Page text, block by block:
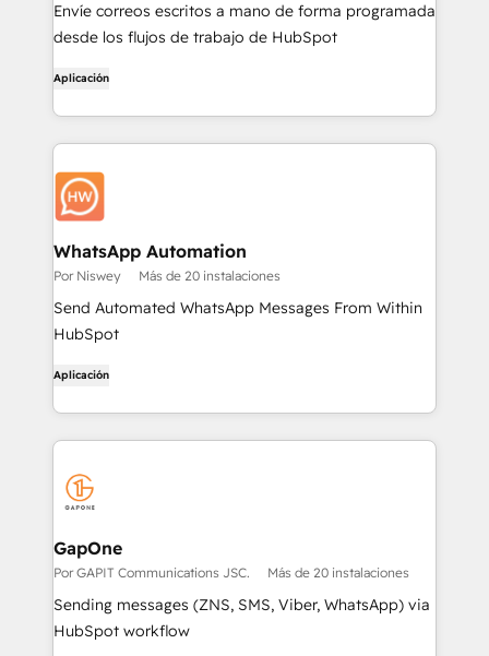
Envíe correos escritos a mano de forma programada
desde los flujos de trabajo de HubSpot
Aplicación
WhatsApp Automation
Por Niswey Más de 20 instalaciones
Send Automated WhatsApp Messages From Within
HubSpot
Aplicación
GapOne
Por GAPIT Communications JSC. Más de 20 instalaciones
Sending messages (ZNS, SMS, Viber, WhatsApp) via
HubSpot workflow